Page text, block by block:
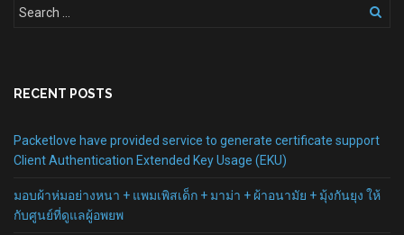
RECENT POSTS
Packetlove have provided service to generate certificate support
Client Authentication Extended Key Usage (EKU)
มอบผ้าห่มอย่างหนา + แพมเพิสเด็ก + มาม่า + ผ้าอนามัย + มุ้งกันยุง ให้
กับศูนย์ที่ดูแลผู้อพยพ